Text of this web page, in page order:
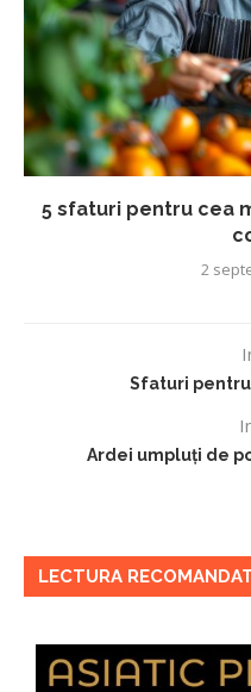
5 sfaturi pentru cea
2
Sfaturi
Ardei umpluți de
LECTURA